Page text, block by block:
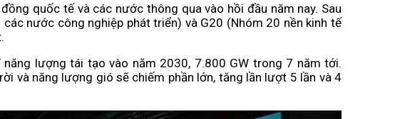
quốc tế và các nước thông qua vào hồi đầu năm nay. Sau
nước công nghiệp phát triển) và G20 (Nhóm 20 nền kinh tế
lượng tái tạo vào năm 2030, 7.800 GW trong 7 năm tới.
và năng lượng gió sẽ chiếm phần lớn, tăng lần lượt 5 lần và 4